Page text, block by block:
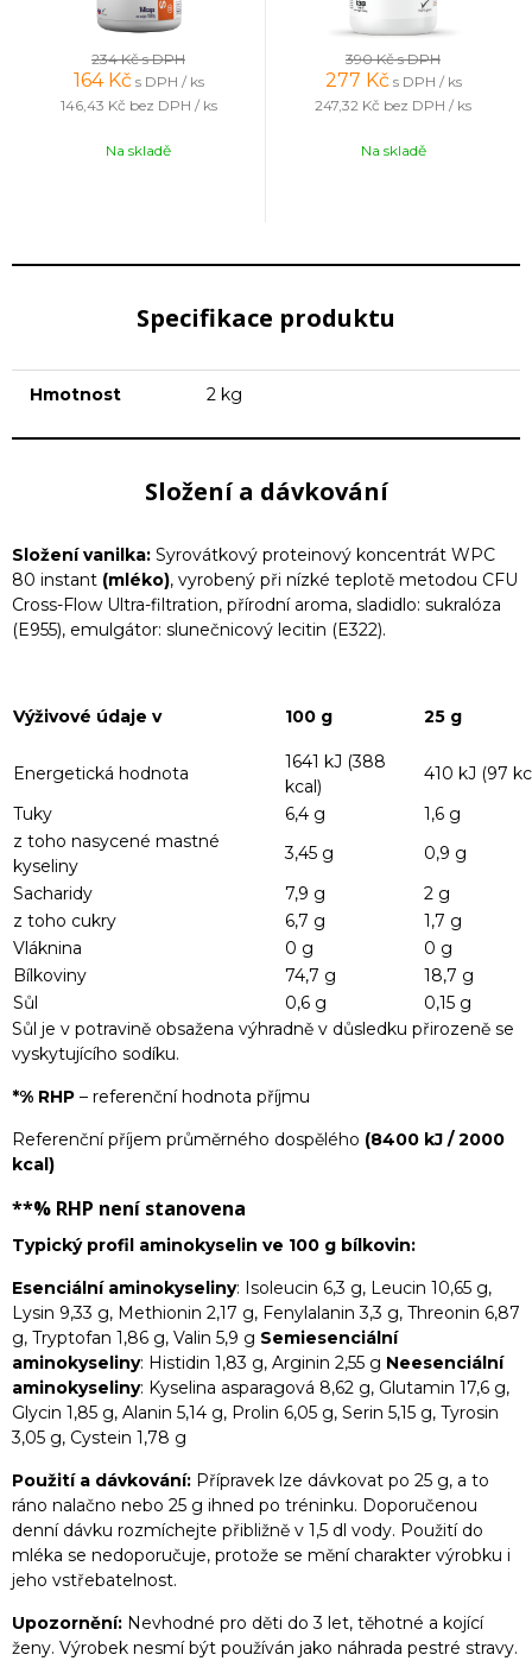
234 Kčs DPH
164 Kč s DPH / ks
146,43 Kč bez DPH / ks
Na skladě
390 Kčs DPH
277 Kč s DPH / ks
247,32 Kč bez DPH / ks
Na skladě
Specifikace produktu
Hmotnost 2 kg
Složení a dávkování
Složení vanilka: Syrovátkový proteinový koncentrát WPC
80 instant (mléko), vyrobený při nízké teplotě metodou CFU
Cross-Flow Ultra-filtration, přírodní aroma, sladidlo: sukralóza
(E955), emulgátor: slunečnicový lecitin (E322).
Výživové údaje v 100 g 25 g
Energetická hodnota
1641 kJ (388
kcal)
410 kJ (97
Tuky
6,4 g
1,6 g
z toho nasycené mastné
kyseliny
3,45 g
0,9 g
Sacharidy
7,9 g
2 g
z toho cukry
6,7 g
1,7 g
Vláknina
0 g
0 g
Bílkoviny
74,7 g
18,7 g
Sůl
0,6 g
0,15 g
Sůl je v potravině obsažena výhradně v důsledku přirozeně se
vyskytujícího sodíku.
*% RHP – referenční hodnota příjmu
Referenční příjem průměrného dospělého (8400 kJ / 2000
kcal)
**% RHP není stanovena
Typický profil aminokyselin ve 100 g bílkovin:
Esenciální aminokyseliny: Isoleucin 6,3 g, Leucin 10,65 g,
Lysin 9,33 g, Methionin 2,17 g, Fenylalanin 3,3 g, Threonin 6,87
g, Tryptofan 1,86 g, Valin 5,9 g Semiesenciální
aminokyseliny: Histidin 1,83 g, Arginin 2,55 g Neesenciální
aminokyseliny: Kyselina asparagová 8,62 g, Glutamin 17,6 g,
Glycin 1,85 g, Alanin 5,14 g, Prolin 6,05 g, Serin 5,15 g, Tyrosin
3,05 g, Cystein 1,78 g
Použití a dávkování: Přípravek lze dávkovat po 25 g, a to
ráno nalačno nebo 25 g ihned po tréninku. Doporučenou
denní dávku rozmíchejte přibližně v 1,5 dl vody. Použití do
mléka se nedoporučuje, protože se mění charakter výrobku i
jeho vstřebatelnost.
Upozornění: Nevhodné pro děti do 3 let, těhotné a kojící
ženy. Výrobek nesmí být používán jako náhrada pestré stravy.